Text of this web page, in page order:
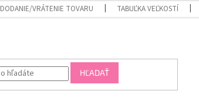
DODANIE/VRÁTENIE TOVARU TABUĽKA VEĽKOSTÍ
HĽADAŤ